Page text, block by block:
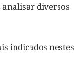
analisar diversos
indicados nestes